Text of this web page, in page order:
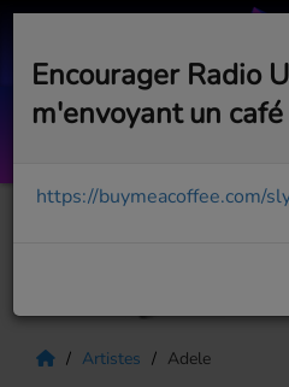
Top Succès -
Artistes Adele
Encourager Radio
m'envoyant un café
https://buymeacoffee.com/